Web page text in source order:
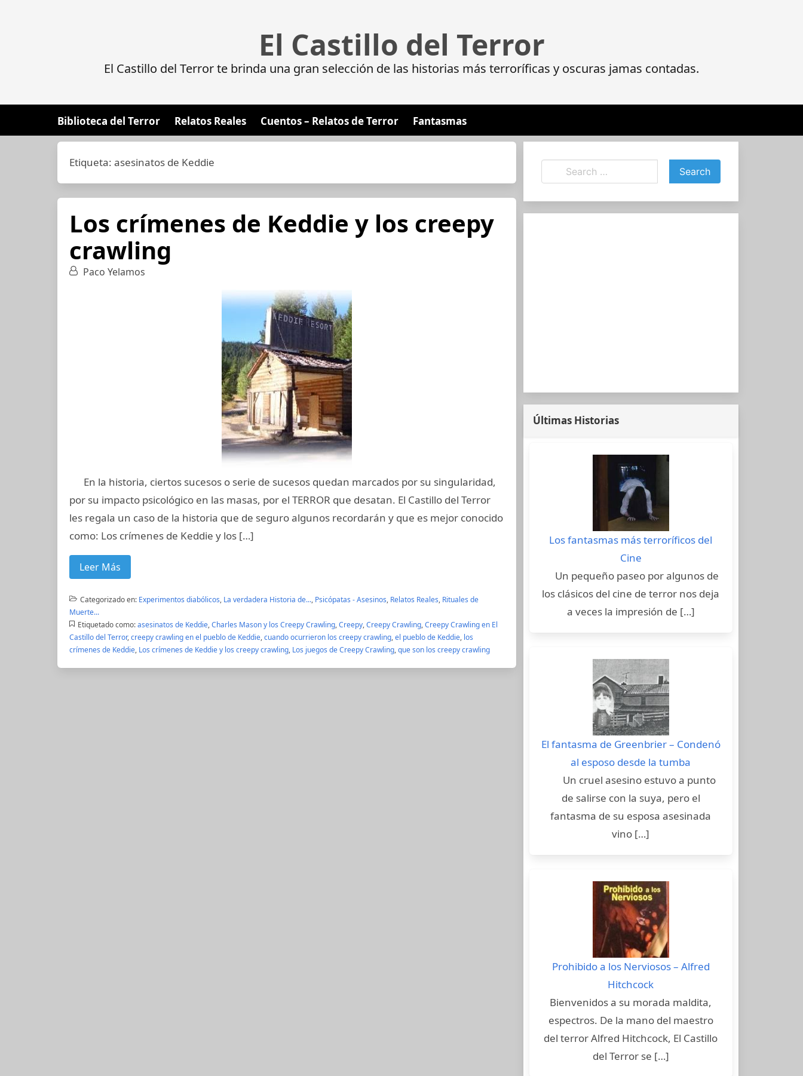
El Castillo del Terror
El Castillo del Terror te brinda una gran selección de las historias más terroríficas y oscuras jamas contadas.
Biblioteca del Terror Relatos Reales Cuentos – Relatos de Terror Fantasmas
Etiqueta: asesinatos de Keddie
Los crímenes de Keddie y los creepy
crawling
Paco Yelamos
En la historia, ciertos sucesos o serie de sucesos quedan marcados por su singularidad,
por su impacto psicológico en las masas, por el TERROR que desatan. El Castillo del Terror
les regala un caso de la historia que de seguro algunos recordarán y que es mejor conocido
como: Los crímenes de Keddie y los […]
Leer Más
Categorizado en: Experimentos diabólicos, La verdadera Historia de..., Psicópatas - Asesinos, Relatos Reales, Rituales de
Muerte...
Etiquetado como: asesinatos de Keddie,Charles Mason y los Creepy Crawling,Creepy,Creepy Crawling,Creepy Crawling en El
Castillo del Terror,creepy crawling en el pueblo de Keddie,cuando ocurrieron los creepy crawling,el pueblo de Keddie, los
crímenes de Keddie, Los crímenes de Keddie y los creepy crawling, Los juegos de Creepy Crawling,que son los creepy crawling
Últimas Historias
Los fantasmas más terroríficos del
Cine
Un pequeño paseo por algunos de
los clásicos del cine de terror nos deja
a veces la impresión de […]
El fantasma de Greenbrier – Condenó
al esposo desde la tumba
Un cruel asesino estuvo a punto
de salirse con la suya, pero el
fantasma de su esposa asesinada
vino […]
Prohibido a los Nerviosos – Alfred
Hitchcock
Bienvenidos a su morada maldita,
espectros. De la mano del maestro
del terror Alfred Hitchcock, El Castillo
del Terror se […]